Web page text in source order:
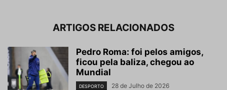
ARTIGOS RELACIONADOS
Pedro Roma: foi pelos amigos,
ficou pela baliza, chegou ao
Mundial
DESPORTO 28 de Julho de 2026